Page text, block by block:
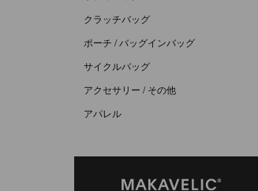
クラッチバッグ
ポーチ / バッグインバッグ
サイクルバッグ
アクセサリー / その他
アパレル